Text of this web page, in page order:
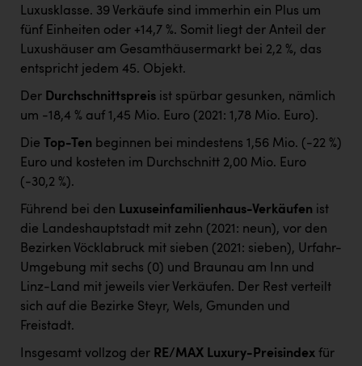
Luxusklasse. 39 Verkäufe sind immerhin ein Plus um
fünf Einheiten oder +14,7 %. Somit liegt der Anteil der
Luxushäuser am Gesamthäusermarkt bei 2,2 %, das
entspricht jedem 45. Objekt.
Der Durchschnittspreis ist spürbar gesunken, nämlich
um -18,4 % auf 1,45 Mio. Euro (2021: 1,78 Mio. Euro).
Die Top-Ten beginnen bei mindestens 1,56 Mio. (-22 %)
Euro und kosteten im Durchschnitt 2,00 Mio. Euro
(-30,2 %).
Führend bei den Luxuseinfamilienhaus-Verkäufen ist
die Landeshauptstadt mit zehn (2021: neun), vor den
Bezirken Vöcklabruck mit sieben (2021: sieben), Urfahr-
Umgebung mit sechs (0) und Braunau am Inn und
Linz-Land mit jeweils vier Verkäufen. Der Rest verteilt
sich auf die Bezirke Steyr, Wels, Gmunden und
Freistadt.
Insgesamt vollzog der RE/MAX Luxury-Preisindex für